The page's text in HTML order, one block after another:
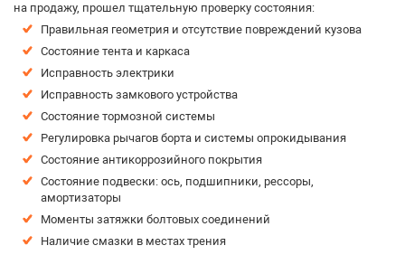
на продажу, прошел тщательную проверку состояния:
Правильная геометрия и отсутствие повреждений кузова
Состояние тента и каркаса
Исправность электрики
Исправность замкового устройства
Состояние тормозной системы
Регулировка рычагов борта и системы опрокидывания
Состояние антикоррозийного покрытия
Состояние подвески: ось, подшипники, рессоры,
амортизаторы
Моменты затяжки болтовых соединений
Наличие смазки в местах трения